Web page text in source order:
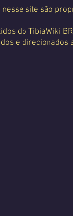
site são
do TibiaWiki
e direcionados